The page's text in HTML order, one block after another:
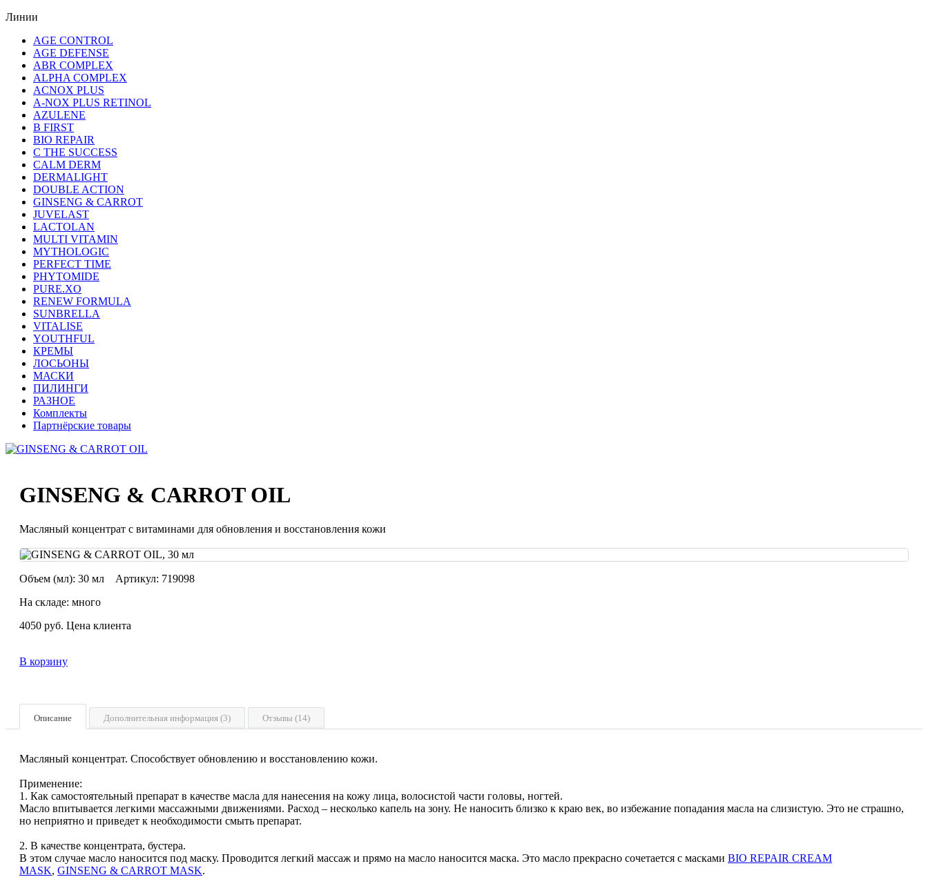
Линии
AGE CONTROL
AGE DEFENSE
ABR COMPLEX
ALPHA COMPLEX
ACNOX PLUS
A-NOX PLUS RETINOL
AZULENE
B FIRST
BIO REPAIR
C THE SUCCESS
CALM DERM
DERMALIGHT
DOUBLE ACTION
GINSENG & CARROT
JUVELAST
LACTOLAN
MULTI VITAMIN
MYTHOLOGIC
PERFECT TIME
PHYTOMIDE
PURE.XO
RENEW FORMULA
SUNBRELLA
VITALISE
YOUTHFUL
КРЕМЫ
ЛОСЬОНЫ
МАСКИ
ПИЛИНГИ
РАЗНОЕ
Комплекты
Партнёрские товары
GINSENG & CARROT OIL
Масляный концентрат с витаминами для обновления и восстановления кожи
Объем (мл): 30 мл Артикул: 719098
На складе: много
4050 руб. Цена клиента
В корзину
Описание Дополнительная информация (3) Отзывы (14)
Масляный концентрат. Способствует обновлению и восстановлению кожи.
Применение:
1. Как самостоятельный препарат в качестве масла для нанесения на кожу лица, волосистой части головы, ногтей.
Масло впитывается легкими массажными движениями. Расход – несколько капель на зону. Не наносить близко к краю век, во избежание попадания масла на слизистую. Это не страшно,
но неприятно и приведет к необходимости смыть препарат.
2. В качестве концентрата, бустера.
В этом случае масло наносится под маску. Проводится легкий массаж и прямо на масло наносится маска. Это масло прекрасно сочетается с масками BIO REPAIR CREAM
MASK, GINSENG & CARROT MASK.